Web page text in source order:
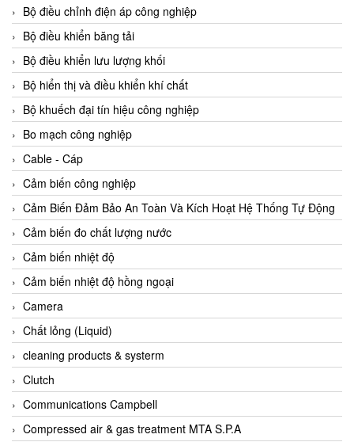
Ados Vietnam
Advanced Energy Vietnam
Advantech Vietnam
Agate Vietnam
AGR International Vietnam
Aichi Tokei Denki Vietnam
Aii Vietnam
AIKOH
AINUO Vietnam
AIR MAJOR
Aira Euro Automation
Airtac Vietnam
Airtec Vietnam
AI-Tek Vietnam
Akerstroms Viet Nam
AKO Armaturen & Separationstechnik
AKO Armaturen & Separationstechnik Vietnam
AKUSENSE
Bộ điều chỉnh điện áp công nghiệp
Bộ điều khiển băng tải
Bộ điều khiển lưu lượng khối
Bộ hiển thị và điều khiển khí chất
Bộ khuếch đại tín hiệu công nghiệp
Bo mạch công nghiệp
Cable - Cáp
Cảm biến công nghiệp
Cảm Biến Đảm Bảo An Toàn Và Kích Hoạt Hệ Thống Tự Động
Cảm biến đo chất lượng nước
Cảm biến nhiệt độ
Cảm biến nhiệt độ hồng ngoại
Camera
Chất lỏng (Liquid)
cleaning products & systerm
Clutch
Communications Campbell
Compressed air & gas treatment MTA S.P.A